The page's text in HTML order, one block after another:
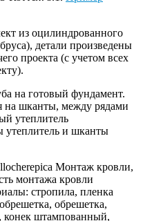
из оцилиндрованного
детали произведены
проекта (с учетом всех
на готовый фундамент.
на шканты, между рядами
утеплитель
утеплитель и шканты
Монтаж кровли,
монтажа кровли
стропила, пленка
обрешетка,
конек штампованный,